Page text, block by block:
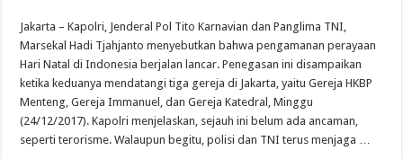
Jakarta – Kapolri, Jenderal Pol Tito Karnavian dan Panglima TNI,
Marsekal Hadi Tjahjanto menyebutkan bahwa pengamanan perayaan
Hari Natal di Indonesia berjalan lancar. Penegasan ini disampaikan
ketika keduanya mendatangi tiga gereja di Jakarta, yaitu Gereja HKBP
Menteng, Gereja Immanuel, dan Gereja Katedral, Minggu
(24/12/2017). Kapolri menjelaskan, sejauh ini belum ada ancaman,
seperti terorisme. Walaupun begitu, polisi dan TNI terus menjaga …